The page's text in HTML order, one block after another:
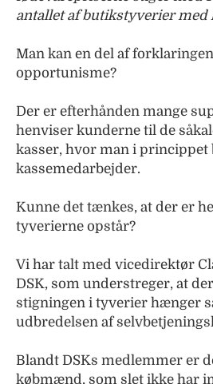
antallet af butikstyverier med
Man kan en del af
opportunisme?
Der er efterhånden mange
henviser kunderne til de
kasser, hvor man i princippet
kassemedarbejder.
Kunne det tænkes, at der er
tyverierne opstår?
Vi har talt med vicedirektør
DSK, som understreger, at
stigningen i tyverier hænger
udbredelsen af
Blandt DSKs medlemmer er
købmænd, som slet ikke har